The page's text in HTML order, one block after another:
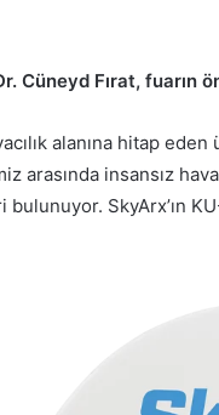
Cüneyd Fırat, fuarın
alanına hitap
arasında insansız
SkyArx’ın